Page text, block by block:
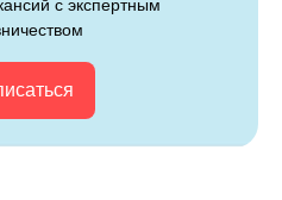
с экспертным